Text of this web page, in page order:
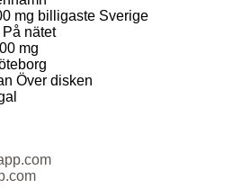
mg billigaste Sverige
nätet
mg
Över disken